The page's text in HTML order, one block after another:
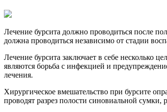
Лечение бурсита должно проводиться после
должна проводиться независимо от стадии
Лечение бурсита заключает в себе несколько
являются борьба с инфекцией и
лечения.
Хирургическое вмешательство при бурсите
проводят разрез полости синовиальной